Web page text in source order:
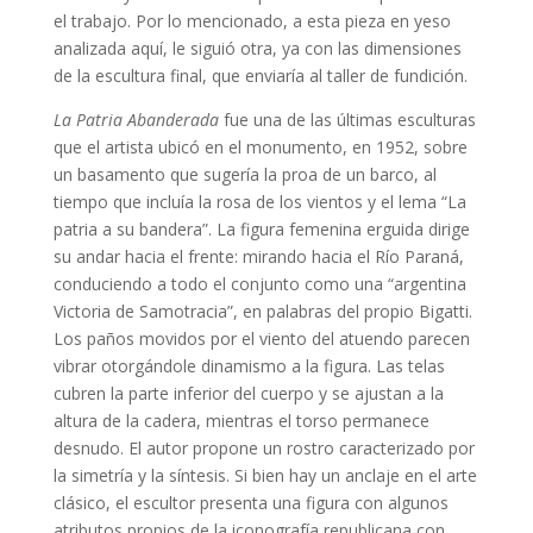
el trabajo. Por lo mencionado, a esta pieza en yeso
analizada aquí, le siguió otra, ya con las dimensiones
de la escultura final, que enviaría al taller de fundición.
La Patria Abanderadafue una de las últimas esculturas
que el artista ubicó en el monumento, en 1952, sobre
un basamento que sugería la proa de un barco, al
tiempo que incluía la rosa de los vientos y el lema “La
patria a su bandera”. La figura femenina erguida dirige
su andar hacia el frente: mirando hacia el Río Paraná,
conduciendo a todo el conjunto como una “argentina
Victoria de Samotracia”, en palabras del propio Bigatti.
Los paños movidos por el viento del atuendo parecen
vibrar otorgándole dinamismo a la figura. Las telas
cubren la parte inferior del cuerpo y se ajustan a la
altura de la cadera, mientras el torso permanece
desnudo. El autor propone un rostro caracterizado por
la simetría y la síntesis. Si bien hay un anclaje en el arte
clásico, el escultor presenta una figura con algunos